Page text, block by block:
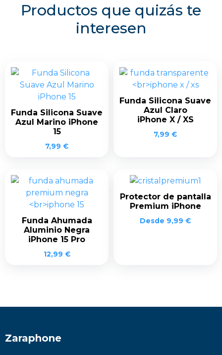
Productos que quizás te
interesen
Funda Silicona Suave
Azul Marino iPhone
15
7,99 €
Funda Silicona Suave
Azul Claro
iPhone X / XS
7,99 €
Funda Ahumada
Aluminio Negra
iPhone 15 Pro
12,99 €
Protector de pantalla
Premium iPhone
Desde 9,99 €
Zaraphone